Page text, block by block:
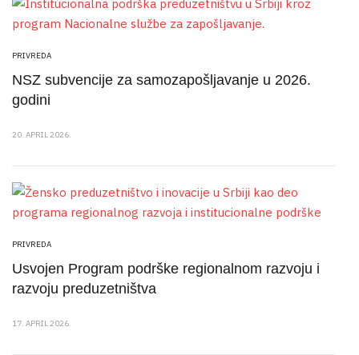
PRIVREDA
NSZ subvencije za samozapošljavanje u 2026.
godini
20. APRIL 2026.
PRIVREDA
Usvojen Program podrške regionalnom razvoju i
razvoju preduzetništva
17. APRIL 2026.